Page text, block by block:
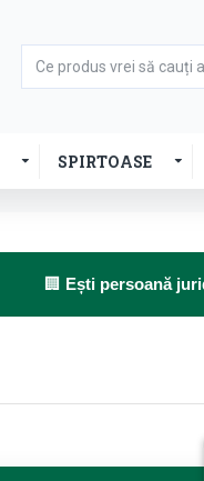
SPIRTOASE
🏢 Ești persoană